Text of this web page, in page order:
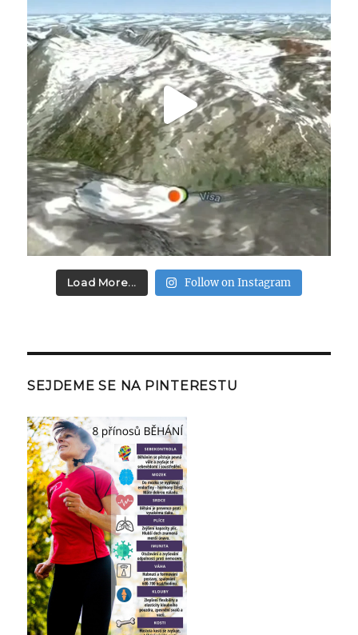
Load More... Follow on Instagram
SEJDEME SE NA PINTERESTU